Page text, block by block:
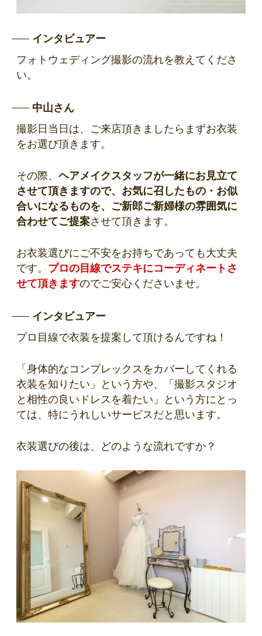
インタビュアー
フォトウェディング撮影の流れを教えてくださ
い。
中山さん
撮影日当日は、ご来店頂きましたらまずお衣装
をお選び頂きます。
その際、 ヘアメイクスタッフが一緒にお見立て
させて頂きますので、お気に召したもの・お似
合いになるものを、ご新郎ご新婦様の雰囲気に
合わせてご提案させて頂きます。
お衣装選びにご不安をお持ちであっても大丈夫
です。 プロの目線でステキにコーディネートさ
せて頂きますのでご安心くださいませ。
インタビュアー
プロ目線で衣装を提案して頂けるんですね！
「身体的なコンプレックスをカバーしてくれる
衣装を知りたい」という方や、「撮影スタジオ
と相性の良いドレスを着たい」という方にとっ
ては、特にうれしいサービスだと思います。
衣装選びの後は、どのような流れですか？